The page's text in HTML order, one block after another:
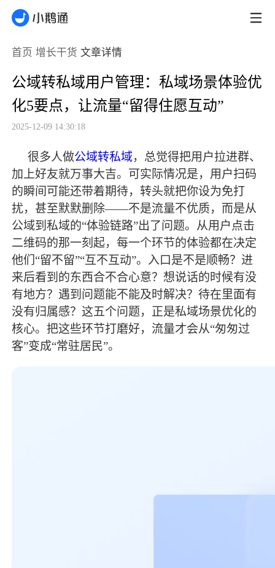
首页 增长干货 文章详情
公域转私域用户管理：私域场景体验优
化5要点，让流量“留得住愿互动”
2025-12-09 14:30:18
很多人做公域转私域，总觉得把用户拉进群、
加上好友就万事大吉。可实际情况是，用户扫码
的瞬间可能还带着期待，转头就把你设为免打
扰，甚至默默删除——不是流量不优质，而是从
公域到私域的“体验链路”出了问题。从用户点击
二维码的那一刻起，每一个环节的体验都在决定
他们“留不留”“互不互动”。入口是不是顺畅？进
来后看到的东西合不合心意？想说话的时候有没
有地方？遇到问题能不能及时解决？待在里面有
没有归属感？这五个问题，正是私域场景优化的
核心。把这些环节打磨好，流量才会从“匆匆过
客”变成“常驻居民”。